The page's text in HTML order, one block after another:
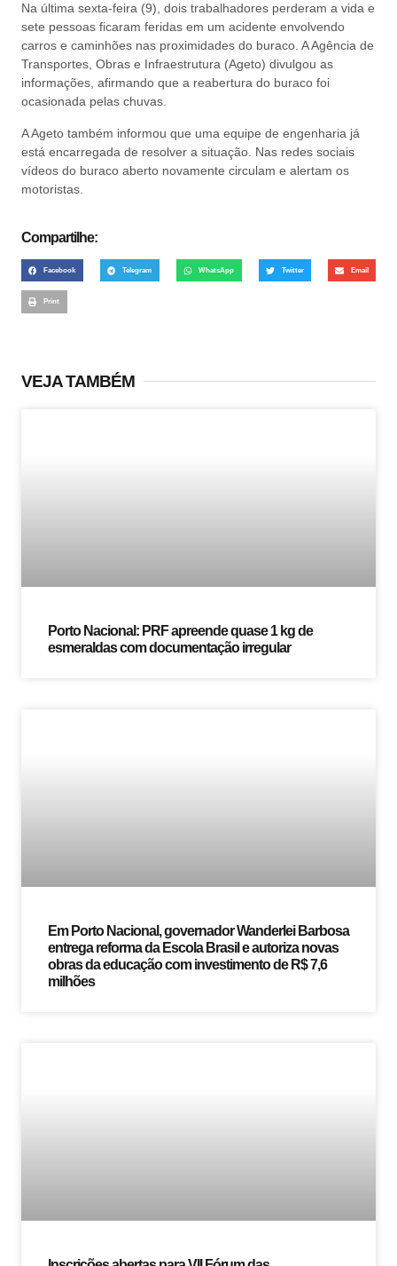
Na última sexta-feira (9), dois trabalhadores perderam a vida e
sete pessoas ficaram feridas em um acidente envolvendo
carros e caminhões nas proximidades do buraco. A Agência de
Transportes, Obras e Infraestrutura (Ageto) divulgou as
informações, afirmando que a reabertura do buraco foi
ocasionada pelas chuvas.
A Ageto também informou que uma equipe de engenharia já
está encarregada de resolver a situação. Nas redes sociais
vídeos do buraco aberto novamente circulam e alertam os
motoristas.
Compartilhe:
Facebook Telegram WhatsApp Twitter Email
Print
VEJA TAMBÉM
Porto Nacional: PRF apreende quase 1 kg de
esmeraldas com documentação irregular
Em Porto Nacional, governador Wanderlei Barbosa
entrega reforma da Escola Brasil e autoriza novas
obras da educação com investimento de R$ 7,6
milhões